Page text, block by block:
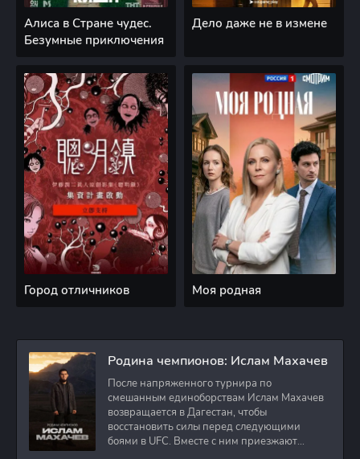
Алиса в Стране чудес.
Безумные приключения
Дело даже не в измене
Город отличников Моя родная
Родина чемпионов: Ислам Махачев
После напряженного турнира по
смешанным единоборствам Ислам Махачев
возвращается в Дагестан, чтобы
восстановить силы перед следующими
боями в UFC. Вместе с ним приезжают